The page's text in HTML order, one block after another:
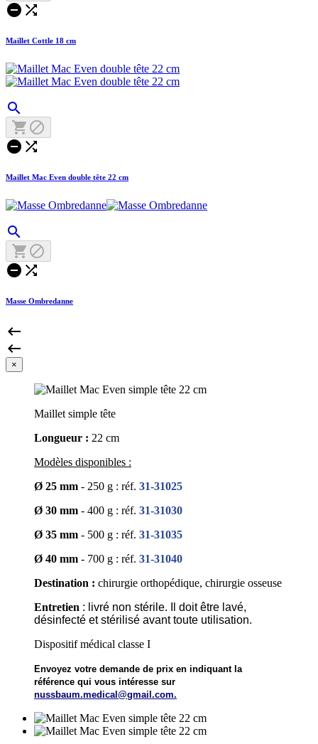
 
Maillet Cottle 18 cm

 
 
Maillet Mac Even double tête 22 cm

 
 
Masse Ombredanne


×
Maillet simple tête
Longueur : 22 cm
Modèles disponibles :
Ø 25 mm - 250 g : réf. 31-31025
Ø 30 mm - 400 g : réf. 31-31030
Ø 35 mm - 500 g : réf. 31-31035
Ø 40 mm - 700 g : réf. 31-31040
Destination : chirurgie orthopédique, chirurgie osseuse
Entretien : livré non stérile. Il doit être lavé,
désinfecté et stérilisé avant toute utilisation.
Dispositif médical classe I
Envoyez votre demande de prix en indiquant la
référence qui vous intéresse sur
nussbaum.medical@gmail.com.